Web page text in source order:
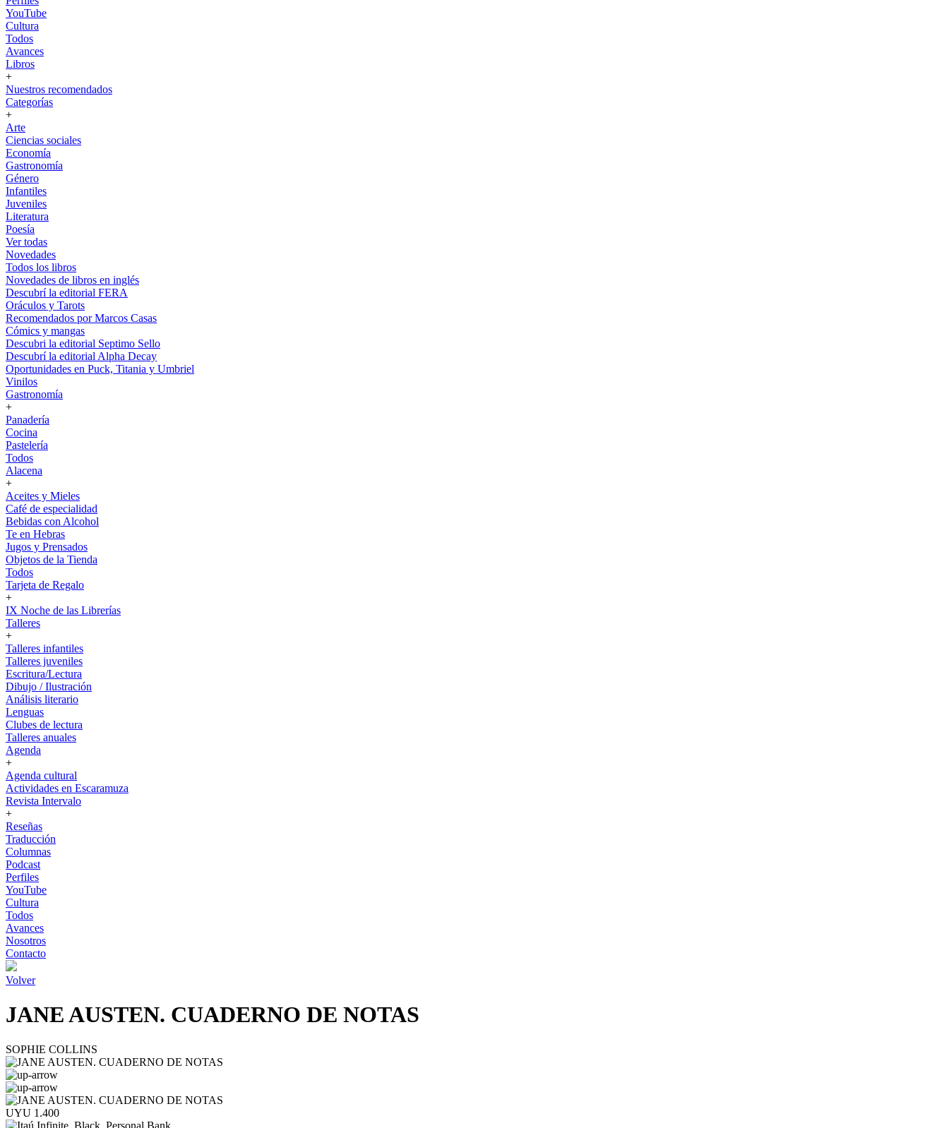
YouTube
Cultura
Todos
Avances
Libros
+
Nuestros recomendados
Categorías
+
Arte
Ciencias sociales
Economía
Gastronomía
Género
Infantiles
Juveniles
Literatura
Poesía
Ver todas
Novedades
Todos los libros
Novedades de libros en inglés
Descubrí la editorial FERA
Oráculos y Tarots
Recomendados por Marcos Casas
Cómics y mangas
Descubri la editorial Septimo Sello
Descubrí la editorial Alpha Decay
Oportunidades en Puck, Titania y Umbriel
Vinilos
Gastronomía
+
Panadería
Cocina
Pastelería
Todos
Alacena
+
Aceites y Mieles
Café de especialidad
Bebidas con Alcohol
Te en Hebras
Jugos y Prensados
Objetos de la Tienda
Todos
Tarjeta de Regalo
+
IX Noche de las Librerías
Talleres
+
Talleres infantiles
Talleres juveniles
Escritura/Lectura
Dibujo / Ilustración
Análisis literario
Lenguas
Clubes de lectura
Talleres anuales
Agenda
+
Agenda cultural
Actividades en Escaramuza
Revista Intervalo
+
Reseñas
Traducción
Columnas
Podcast
Perfiles
YouTube
Cultura
Todos
Avances
Nosotros
Contacto
Volver
JANE AUSTEN. CUADERNO DE NOTAS
SOPHIE COLLINS
UYU 1.400